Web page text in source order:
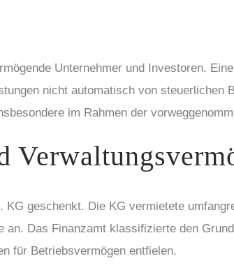
Unternehmer und Investoren.
nicht automatisch von steuerlichen
im Rahmen der
geschenkt. Die KG vermietete
Das Finanzamt klassifizierte den
für Betriebsvermögen entfielen.